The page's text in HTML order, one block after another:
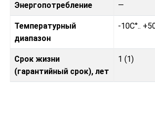
Энергопотребление —
Температурный
диапазон
-10C°..
Срок жизни
(гарантийный срок), лет
1 (1)